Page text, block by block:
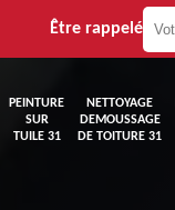
Être rappelé
PEINTURE
SUR
TUILE 31
NETTOYAGE
DEMOUSSAGE
DE TOITURE 31